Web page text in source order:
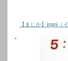
【まじか】ingni（